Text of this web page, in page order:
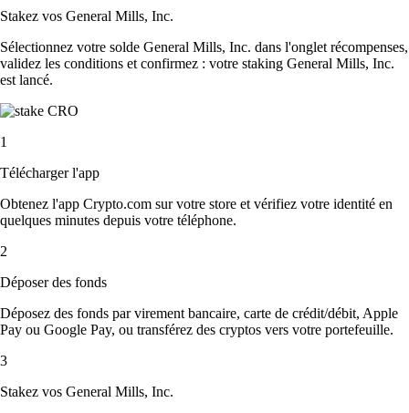
Stakez vos General Mills, Inc.
Sélectionnez votre solde General Mills, Inc. dans l'onglet récompenses,
validez les conditions et confirmez : votre staking General Mills, Inc.
est lancé.
1
Télécharger l'app
Obtenez l'app Crypto.com sur votre store et vérifiez votre identité en
quelques minutes depuis votre téléphone.
2
Déposer des fonds
Déposez des fonds par virement bancaire, carte de crédit/débit, Apple
Pay ou Google Pay, ou transférez des cryptos vers votre portefeuille.
3
Stakez vos General Mills, Inc.